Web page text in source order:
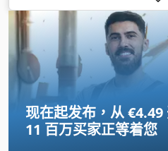
现在起发布，从 €4.49
11 百万买家正等着您